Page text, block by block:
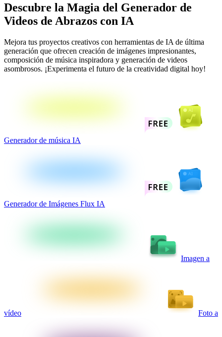
Descubre la Magia del Generador de
Videos de Abrazos con IA
Mejora tus proyectos creativos con herramientas de IA de última
generación que ofrecen creación de imágenes impresionantes,
composición de música inspiradora y generación de videos
asombrosos. ¡Experimenta el futuro de la creatividad digital hoy!
Generador de música IA
Generador de Imágenes Flux IA
Imagen a
vídeo Foto a